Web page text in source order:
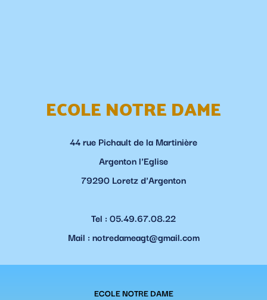
ECOLE NOTRE DAME
44 rue Pichault de la Martinière
Argenton l'Eglise
79290 Loretz d'Argenton
Tel : 05.49.67.08.22
Mail : notredameagt@gmail.com
ECOLE NOTRE DAME